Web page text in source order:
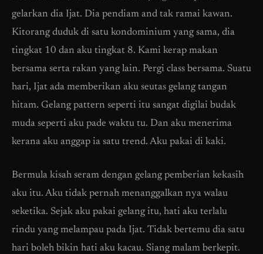
gelarkan dia Ijat. Dia pendiam and tak ramai kawan.
Kitorang duduk di satu kondominium yang sama, dia
tingkat 10 dan aku tingkat 8. Kami kerap makan
bersama serta rakan yang lain. Pergi class bersama. Suatu
hari, Ijat ada memberikan aku seutas gelang tangan
hitam. Gelang pattern seperti itu sangat digilai budak
muda seperti aku pade waktu tu. Dan aku menerima
kerana aku anggap ia satu trend. Aku pakai di kaki.
Bermula kisah seram dengan gelang pemberian kekasih
aku itu. Aku tidak pernah menanggalkan nya walau
seketika. Sejak aku pakai gelang itu, hati aku terlalu
rindu yang melampau pada Ijat. Tidak bertemu dia satu
hari boleh bikin hati aku kacau. Siang malam berkepit.